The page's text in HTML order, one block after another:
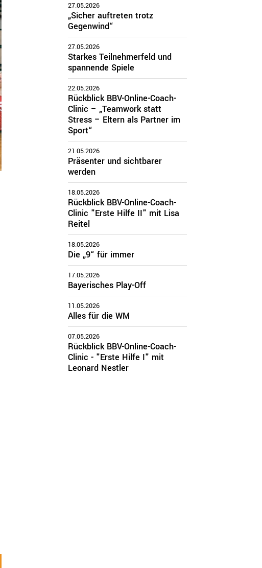
27.05.2026
„Sicher auftreten trotz
Gegenwind“
27.05.2026
Starkes Teilnehmerfeld und
spannende Spiele
22.05.2026
Rückblick BBV-Online-Coach-
Clinic – „Teamwork statt
Stress – Eltern als Partner im
Sport“
21.05.2026
Präsenter und sichtbarer
werden
18.05.2026
Rückblick BBV-Online-Coach-
Clinic "Erste Hilfe II" mit Lisa
Reitel
18.05.2026
Die „9“ für immer
17.05.2026
Bayerisches Play-Off
11.05.2026
Alles für die WM
07.05.2026
Rückblick BBV-Online-Coach-
Clinic - "Erste Hilfe I" mit
Leonard Nestler
Oberbayern
Schwaben
Mittelfranken
Oberfranken
Unterfranken